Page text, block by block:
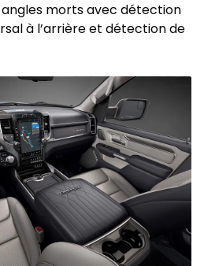
angles morts avec détection
à l’arrière et détection de